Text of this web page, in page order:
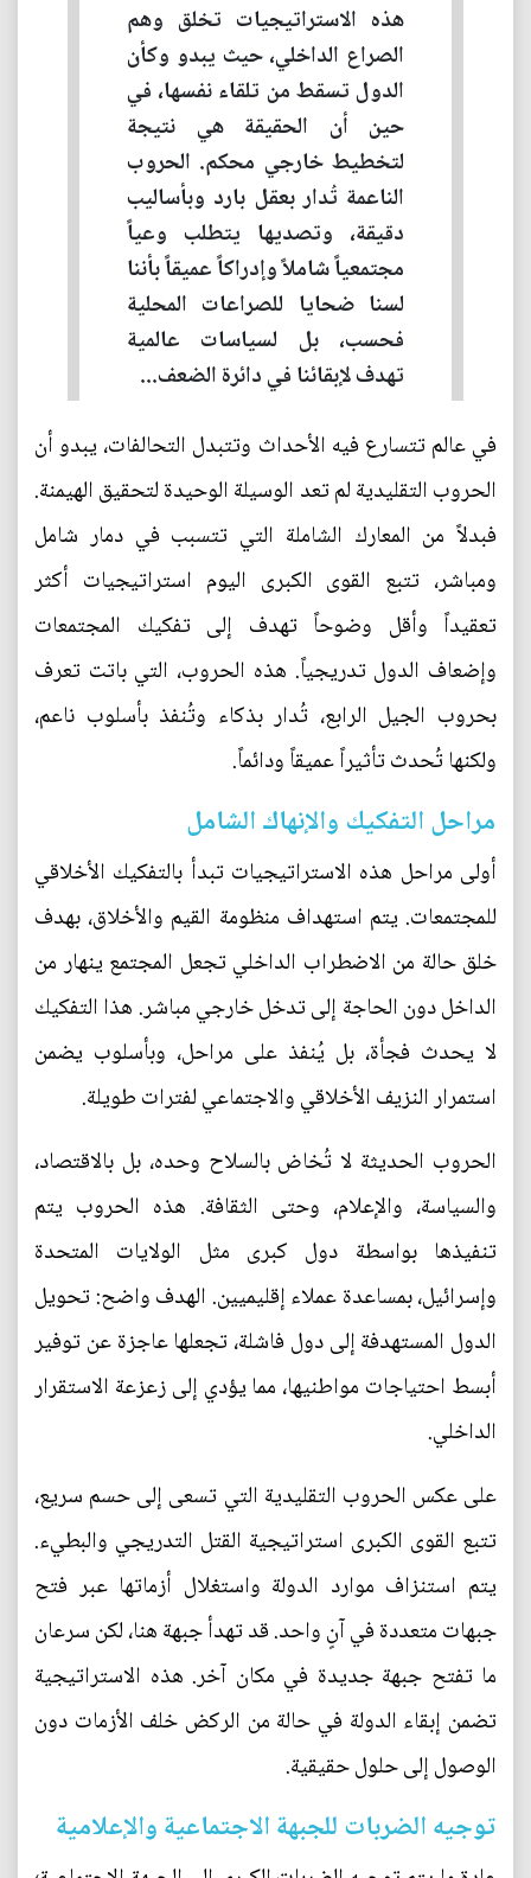
هذه الاستراتيجيات تخلق وهم
الصراع الداخلي، حيث يبدو وكأن
الدول تسقط من تلقاء نفسها، في
حين أن الحقيقة هي نتيجة
لتخطيط خارجي محكم. الحروب
الناعمة تُدار بعقل بارد وبأساليب
دقيقة، وتصديها يتطلب وعياً
مجتمعياً شاملاً وإدراكاً عميقاً بأننا
لسنا ضحايا للصراعات المحلية
فحسب، بل لسياسات عالمية
تهدف لإبقائنا في دائرة الضعف...
في عالم تتسارع فيه الأحداث وتتبدل التحالفات، يبدو أن
الحروب التقليدية لم تعد الوسيلة الوحيدة لتحقيق الهيمنة.
فبدلاً من المعارك الشاملة التي تتسبب في دمار شامل
ومباشر، تتبع القوى الكبرى اليوم استراتيجيات أكثر
تعقيداً وأقل وضوحاً تهدف إلى تفكيك المجتمعات
وإضعاف الدول تدريجياً. هذه الحروب، التي باتت تعرف
بحروب الجيل الرابع، تُدار بذكاء وتُنفذ بأسلوب ناعم،
ولكنها تُحدث تأثيراً عميقاً ودائماً.
مراحل التفكيك والإنهاك الشامل
أولى مراحل هذه الاستراتيجيات تبدأ بالتفكيك الأخلاقي
للمجتمعات. يتم استهداف منظومة القيم والأخلاق، بهدف
خلق حالة من الاضطراب الداخلي تجعل المجتمع ينهار من
الداخل دون الحاجة إلى تدخل خارجي مباشر. هذا التفكيك
لا يحدث فجأة، بل يُنفذ على مراحل، وبأسلوب يضمن
استمرار النزيف الأخلاقي والاجتماعي لفترات طويلة.
الحروب الحديثة لا تُخاض بالسلاح وحده، بل بالاقتصاد،
والسياسة، والإعلام، وحتى الثقافة. هذه الحروب يتم
تنفيذها بواسطة دول كبرى مثل الولايات المتحدة
وإسرائيل، بمساعدة عملاء إقليميين. الهدف واضح: تحويل
الدول المستهدفة إلى دول فاشلة، تجعلها عاجزة عن توفير
أبسط احتياجات مواطنيها، مما يؤدي إلى زعزعة الاستقرار
الداخلي.
على عكس الحروب التقليدية التي تسعى إلى حسم سريع،
تتبع القوى الكبرى استراتيجية القتل التدريجي والبطيء.
يتم استنزاف موارد الدولة واستغلال أزماتها عبر فتح
جبهات متعددة في آنٍ واحد. قد تهدأ جبهة هنا، لكن سرعان
ما تفتح جبهة جديدة في مكان آخر. هذه الاستراتيجية
تضمن إبقاء الدولة في حالة من الركض خلف الأزمات دون
الوصول إلى حلول حقيقية.
توجيه الضربات للجبهة الاجتماعية والإعلامية